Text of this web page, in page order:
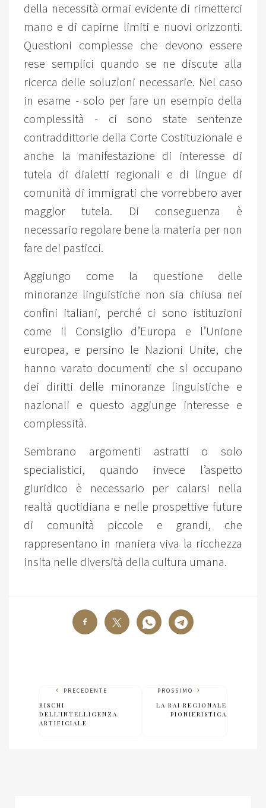
della necessità ormai evidente di rimetterci
mano e di capirne limiti e nuovi orizzonti.
Questioni complesse che devono essere
rese semplici quando se ne discute alla
ricerca delle soluzioni necessarie. Nel caso
in esame - solo per fare un esempio della
complessità - ci sono state sentenze
contraddittorie della Corte Costituzionale e
anche la manifestazione di interesse di
tutela di dialetti regionali e di lingue di
comunità di immigrati che vorrebbero aver
maggior tutela. Di conseguenza è
necessario regolare bene la materia per non
fare dei pasticci.
Aggiungo come la questione delle
minoranze linguistiche non sia chiusa nei
confini italiani, perché ci sono istituzioni
come il Consiglio d’Europa e l’Unione
europea, e persino le Nazioni Unite, che
hanno varato documenti che si occupano
dei diritti delle minoranze linguistiche e
nazionali e questo aggiunge interesse e
complessità.
Sembrano argomenti astratti o solo
specialistici, quando invece l’aspetto
giuridico è necessario per calarsi nella
realtà quotidiana e nelle prospettive future
di comunità piccole e grandi, che
rappresentano in maniera viva la ricchezza
insita nelle diversità della cultura umana.
PRECEDENTE
RISCHI
DELL’INTELLIGENZA
ARTIFICIALE
PROSSIMO
LA RAI REGIONALE
PIONIERISTICA